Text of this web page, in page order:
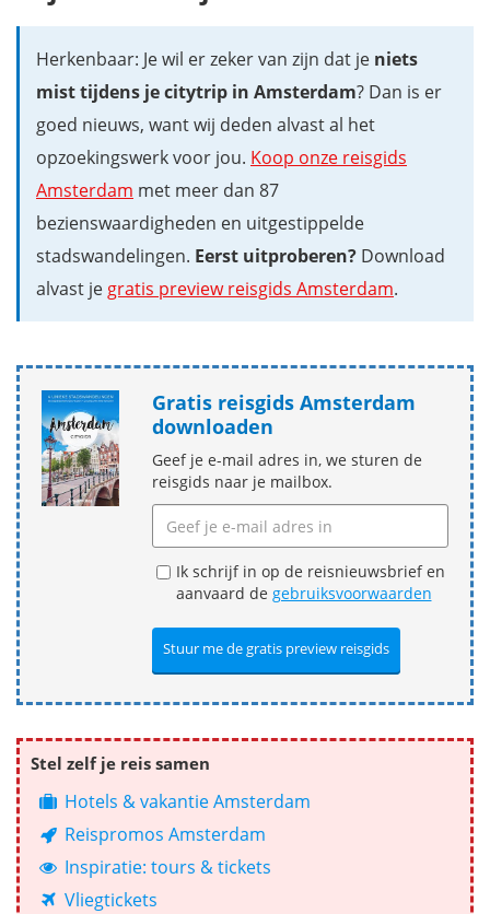
Herkenbaar: Je wil er zeker van zijn dat je niets
mist tijdens je citytrip in Amsterdam? Dan is er
goed nieuws, want wij deden alvast al het
opzoekingswerk voor jou. Koop onze reisgids
Amsterdam met meer dan 87
bezienswaardigheden en uitgestippelde
stadswandelingen. Eerst uitproberen? Download
alvast je gratis preview reisgids Amsterdam.
Gratis reisgids Amsterdam
downloaden
Geef je e-mail adres in, we sturen de
reisgids naar je mailbox.
Ik schrijf in op de reisnieuwsbrief en
aanvaard de gebruiksvoorwaarden
Stel zelf je reis samen
Hotels & vakantie Amsterdam
Reispromos Amsterdam
Inspiratie: tours & tickets
Vliegtickets